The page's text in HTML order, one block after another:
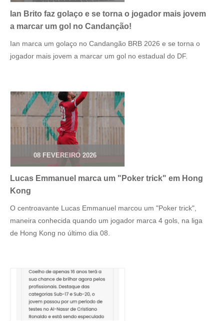
Ian Brito faz golaço e se torna o jogador mais jovem
a marcar um gol no Candanção!
Ian marca um golaço no Candangão BRB 2026 e se torna o
jogador mais jovem a marcar um gol no estadual do DF.
08 FEVEREIRO 2026
Lucas Emmanuel marca um "Poker trick" em Hong
Kong
O centroavante Lucas Emmanuel marcou um "Poker trick",
maneira conhecida quando um jogador marca 4 gols, na liga
de Hong Kong no último dia 08.